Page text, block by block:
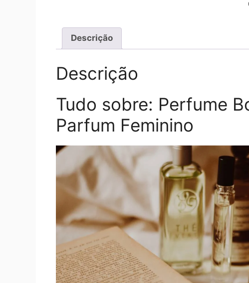
Descrição
Descrição
Tudo sobre: Perfume
Parfum Feminino